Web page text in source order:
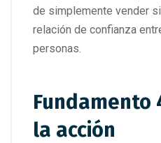
de simplemente vender
relación de confianza
personas.
Fundamento
la acción